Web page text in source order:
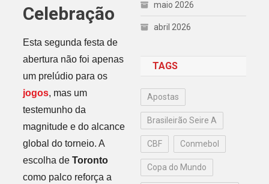
Celebração
Esta segunda festa de
abertura não foi apenas
um prelúdio para os
jogos, mas um
testemunho da
magnitude e do alcance
global do torneio. A
escolha de Toronto
como palco reforça a
maio 2026
abril 2026
TAGS
Apostas
Brasileirão Seire A
CBF Conmebol
Copa do Mundo